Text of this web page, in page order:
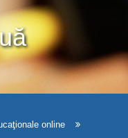
online